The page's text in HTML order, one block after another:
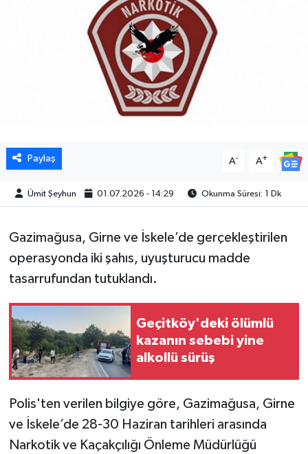
Paylaş A- A+
Ümit Şeyhun 01.07.2026 - 14:29 Okunma Süresi: 1 Dk
Gazimağusa, Girne ve İskele’de gerçekleştirilen
operasyonda iki şahıs, uyuşturucu madde
tasarrufundan tutuklandı.
Geçitköy'deki ölümlü
kazanın sebebi yine
alkollü sürüş
Polis'ten verilen bilgiye göre, Gazimağusa, Girne
ve İskele’de 28-30 Haziran tarihleri arasında
Narkotik ve Kaçakçılığı Önleme Müdürlüğü